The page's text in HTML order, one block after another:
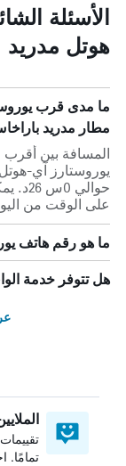
الأسئلة
هوتل مدريد
ما مدى قرب
مطار مدريد
المسافة بين
على الوقت من
ما هو رقم هاتف
هل تتوفر خدمة
تمامًا.